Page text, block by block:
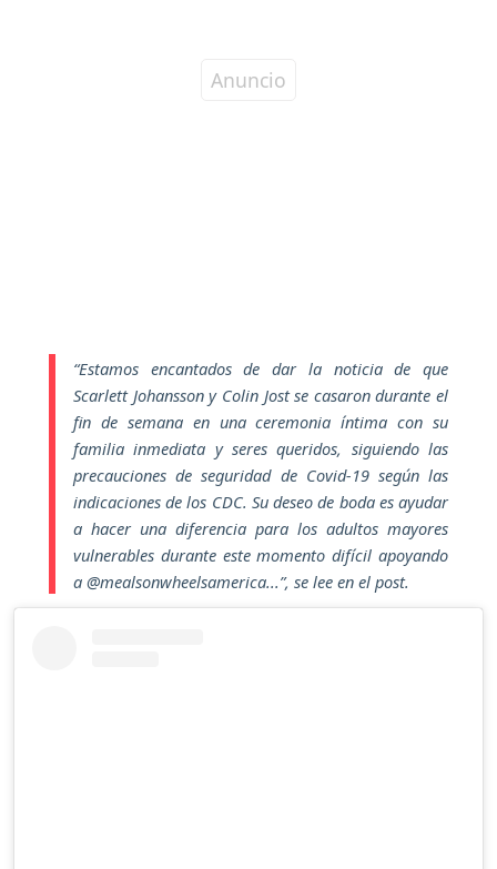
“Estamos encantados de dar la noticia de que
Scarlett Johansson y Colin Jost se casaron durante el
fin de semana en una ceremonia íntima con su
familia inmediata y seres queridos, siguiendo las
precauciones de seguridad de Covid-19 según las
indicaciones de los CDC. Su deseo de boda es ayudar
a hacer una diferencia para los adultos mayores
vulnerables durante este momento difícil apoyando
a @mealsonwheelsamerica...”, se lee en el post.